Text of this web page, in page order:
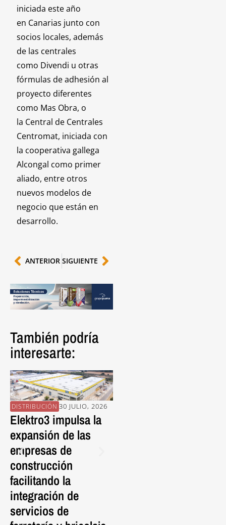
iniciada este año
en Canarias junto con
socios locales, además
de las centrales
como Divendi u otras
fórmulas de adhesión al
proyecto diferentes
como Mas Obra, o
la Central de Centrales
Centromat, iniciada con
la cooperativa gallega
Alcongal como primer
aliado, entre otros
nuevos modelos de
negocio que están en
desarrollo.
ANTERIOR SIGUIENTE
También podría
interesarte:
DISTRIBUCIÓN 30 JULIO, 2026
Elektro3 impulsa la
expansión de las
empresas de
construcción
facilitando la
integración de
servicios de